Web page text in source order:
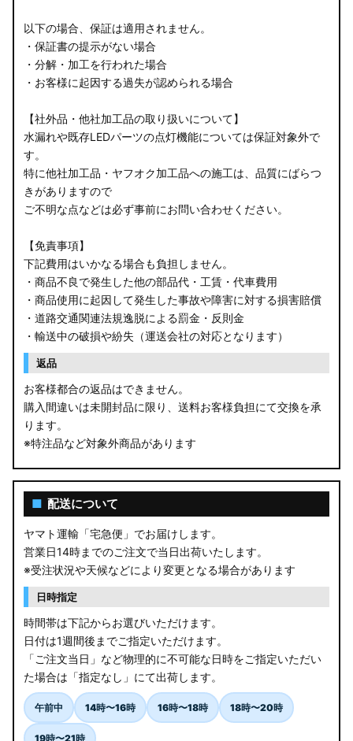
以下の場合、保証は適用されません。
・保証書の提示がない場合
・分解・加工を行われた場合
・お客様に起因する過失が認められる場合
【社外品・他社加工品の取り扱いについて】
水漏れや既存LEDパーツの点灯機能については保証対象外で
す。
特に他社加工品・ヤフオク加工品への施工は、品質にばらつ
きがありますので
ご不明な点などは必ず事前にお問い合わせください。
【免責事項】
下記費用はいかなる場合も負担しません。
・商品不良で発生した他の部品代・工賃・代車費用
・商品使用に起因して発生した事故や障害に対する損害賠償
・道路交通関連法規逸脱による罰金・反則金
・輸送中の破損や紛失（運送会社の対応となります）
返品
お客様都合の返品はできません。
購入間違いは未開封品に限り、送料お客様負担にて交換を承
ります。
※特注品など対象外商品があります
■ 配送について
ヤマト運輸「宅急便」でお届けします。
営業日14時までのご注文で当日出荷いたします。
※受注状況や天候などにより変更となる場合があります
日時指定
時間帯は下記からお選びいただけます。
日付は1週間後までご指定いただけます。
「ご注文当日」など物理的に不可能な日時をご指定いただい
た場合は「指定なし」にて出荷します。
午前中 14時〜16時 16時〜18時 18時〜20時
19時〜21時